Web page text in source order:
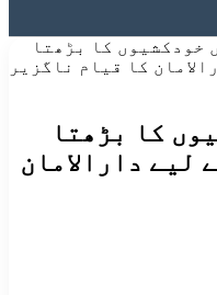
خودکشیوں کا بڑھتا
کا قیام ناگزیر
کا بڑھتا
لیے دارالامان